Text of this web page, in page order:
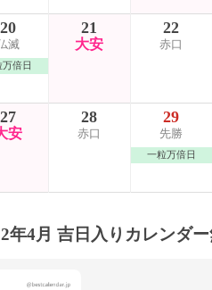
20
滅
万倍日
21
大安
22
赤口
27
安
28
赤口
29
先勝
一粒万倍日
年4月 吉日入りカレンダ